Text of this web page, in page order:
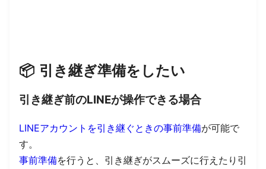
📦 引き継ぎ準備をしたい
引き継ぎ前のLINEが操作できる場合
LINEアカウントを引き継ぐときの事前準備が可能で
す。
事前準備を行うと、引き継ぎがスムーズに行えたり引